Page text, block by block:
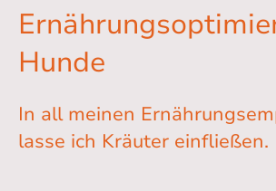
Hunde
In all meinen
lasse ich Kräuter einfließen.